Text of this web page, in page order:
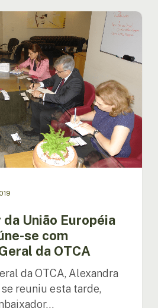
União Européia
se com
da OTCA
da OTCA, Alexandra
reuniu esta tarde,